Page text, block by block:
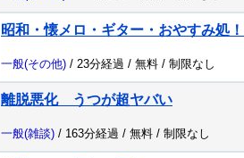
昭和・懐メロ・ギター・おやすみ処！
一般(その他) / 23分経過 / 無料 / 制限なし
離脱悪化 うつが超ヤバい
一般(雑談) / 163分経過 / 無料 / 制限なし